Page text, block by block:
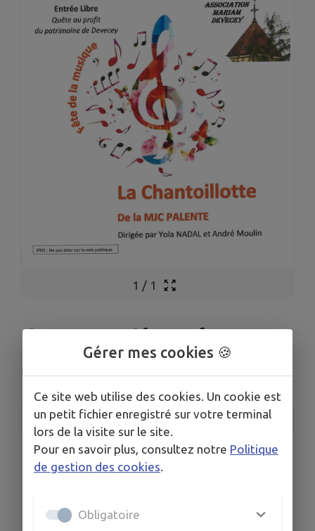
1 / 1
Concert Choral
INFORMATIONS PRATIQUES
LIEU
Devecey
HORAIRES
Gérer mes cookies 🍪
Ce site web utilise des cookies. Un cookie est
un petit fichier enregistré sur votre terminal
lors de la visite sur le site.
Pour en savoir plus, consultez notre Politique
de gestion des cookies
Obligatoire